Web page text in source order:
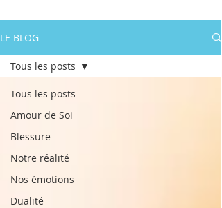
LE BLOG
Tous les posts
Amour de Soi
Blessure
Notre réalité
Nos émotions
Dualité
Tous les posts